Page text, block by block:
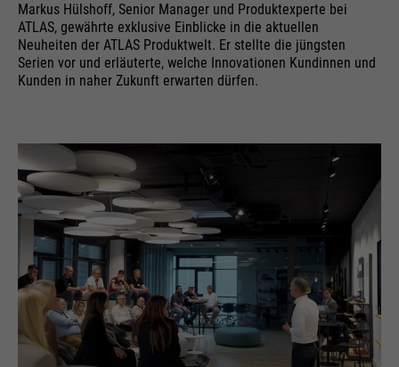
Markus Hülshoff, Senior Manager und Produktexperte bei
ATLAS, gewährte exklusive Einblicke in die aktuellen
Neuheiten der ATLAS Produktwelt. Er stellte die jüngsten
Serien vor und erläuterte, welche Innovationen Kundinnen und
Kunden in naher Zukunft erwarten dürfen.